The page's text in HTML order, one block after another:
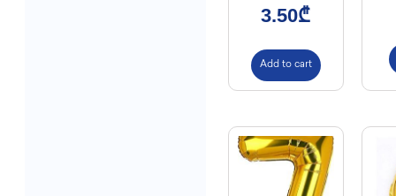
3.50₾
Add to cart